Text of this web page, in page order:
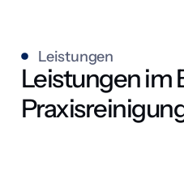
Leistungen
Leistungen im